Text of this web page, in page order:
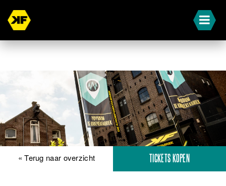
« Terug naar overzicht TICKETS KOPEN